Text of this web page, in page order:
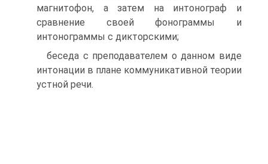
магнитофон, а затем на интонограф и
сравнение своей фонограммы и
интонограммы с дикторскими;
беседа с преподавателем о данном виде
интонации в плане коммуникативной теории
устной речи.